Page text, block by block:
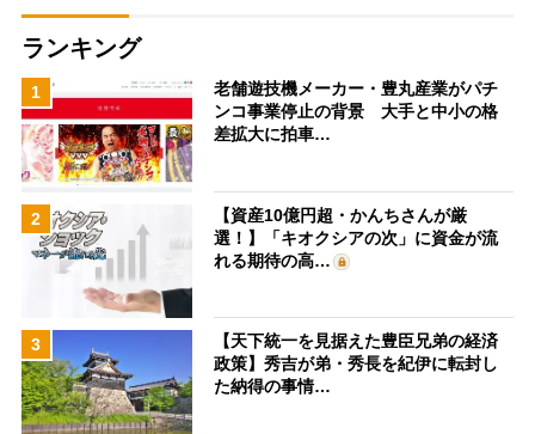
ランキング
1
老舗遊技機メーカー・豊丸産業がパチ
ンコ事業停止の背景 大手と中小の格
差拡大に拍車…
2
【資産10億円超・かんちさんが厳
選！】「キオクシアの次」に資金が流
れる期待の高…
3
【天下統一を見据えた豊臣兄弟の経済
政策】秀吉が弟・秀長を紀伊に転封し
た納得の事情…